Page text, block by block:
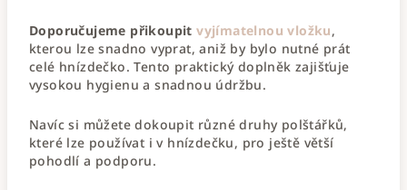
Doporučujeme přikoupitvyjímatelnou vložku,
kterou lze snadno vyprat, aniž by bylo nutné prát
celé hnízdečko. Tento praktický doplněk zajišťuje
vysokou hygienu a snadnou údržbu.
Navíc si můžete dokoupit různé druhy polštářků,
které lze používat i v hnízdečku, pro ještě větší
pohodlí a podporu.